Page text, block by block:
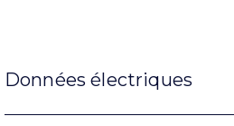
Données électriques